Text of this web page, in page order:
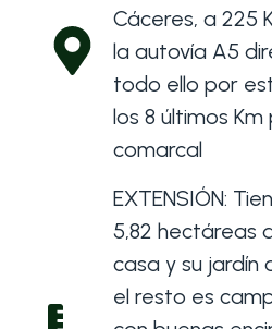
Cáceres, a 225
la autovía A5
todo ello por
los 8 últimos
comarcal
EXTENSIÓN:
5,82 hectáreas
casa y su jardín
el resto es